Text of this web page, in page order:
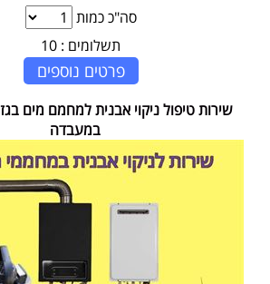
סה"כ כמות
תשלומים : 10
פרטים נוספים
שירות טיפול ניקוי אבנית למחמם מים
במעבדה